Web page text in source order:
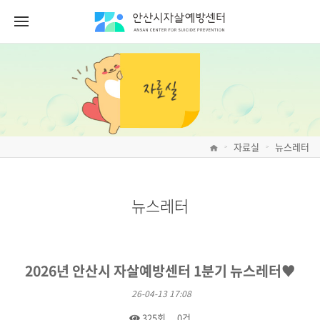
> 자료실 > 뉴스레터
뉴스레터
2026년 안산시 자살예방센터 1분기 뉴스레터♥
26-04-13 17:08